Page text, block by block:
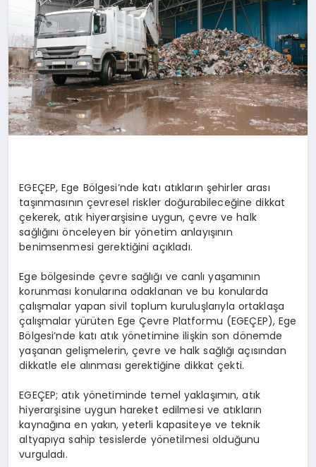
EGEÇEP, Ege Bölgesi’nde katı atıkların şehirler arası
taşınmasının çevresel riskler doğurabileceğine dikkat
çekerek, atık hiyerarşisine uygun, çevre ve halk
sağlığını önceleyen bir yönetim anlayışının
benimsenmesi gerektiğini açıkladı.
Ege bölgesinde çevre sağlığı ve canlı yaşamının
korunması konularına odaklanan ve bu konularda
çalışmalar yapan sivil toplum kuruluşlarıyla ortaklaşa
çalışmalar yürüten Ege Çevre Platformu (EGEÇEP), Ege
Bölgesi’nde katı atık yönetimine ilişkin son dönemde
yaşanan gelişmelerin, çevre ve halk sağlığı açısından
dikkatle ele alınması gerektiğine dikkat çekti.
EGEÇEP; atık yönetiminde temel yaklaşımın, atık
hiyerarşisine uygun hareket edilmesi ve atıkların
kaynağına en yakın, yeterli kapasiteye ve teknik
altyapıya sahip tesislerde yönetilmesi olduğunu
vurguladı.